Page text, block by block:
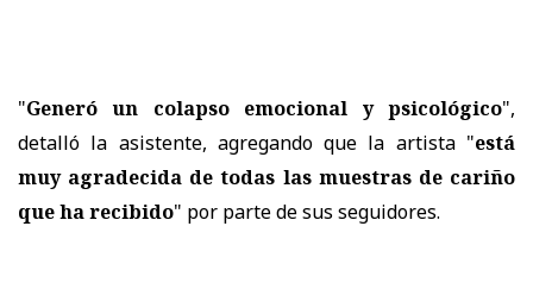
"Generó un colapso emocional y psicológico",
detalló la asistente, agregando que la artista "está
muy agradecida de todas las muestras de cariño
que ha recibido" por parte de sus seguidores.